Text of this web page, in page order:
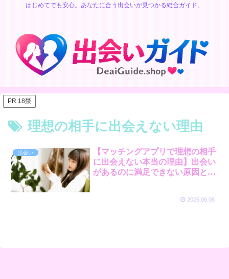
はじめてでも安心。あなたに合う出会いが見つかる総合ガイド。
PR 18禁
理想の相手に出会えない理由
出会い
【マッチングアプリで理想の相手
に出会えない本当の理由】出会い
があるのに満足できない原因と
2026.06.08